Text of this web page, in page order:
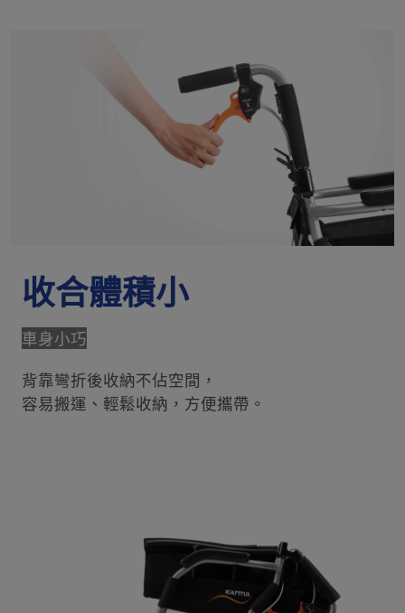
收合體積小
車身小巧
背靠彎折後收納不佔空間，
容易搬運、輕鬆收納，方便攜帶。